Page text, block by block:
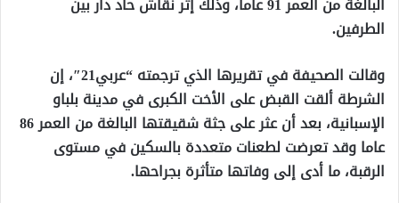
الطرفين.
وقالت الصحيفة في تقريرها الذي ترجمته “عربي21″، إن
الشرطة ألقت القبض على الأخت الكبرى في مدينة بلباو
الإسبانية، بعد أن عثر على جثة شقيقتها البالغة من العمر 86
عاما وقد تعرضت لطعنات متعددة بالسكين في مستوى
الرقبة، ما أدى إلى وفاتها متأثرة بجراحها.